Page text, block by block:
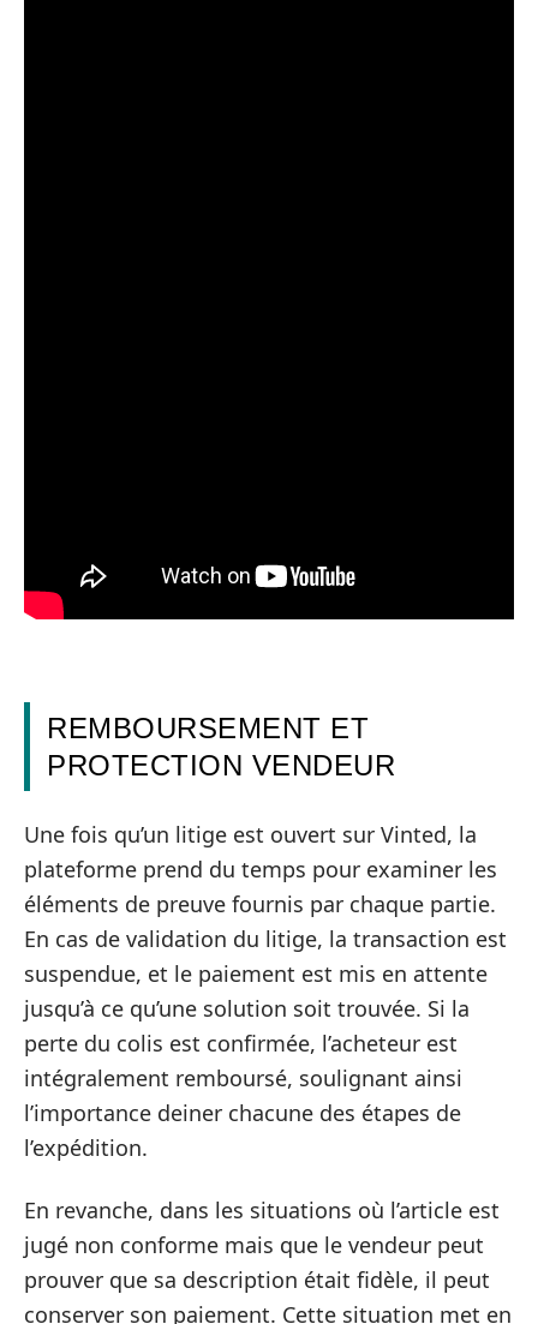
REMBOURSEMENT ET
PROTECTION VENDEUR
Une fois qu’un litige est ouvert sur Vinted, la
plateforme prend du temps pour examiner les
éléments de preuve fournis par chaque partie.
En cas de validation du litige, la transaction est
suspendue, et le paiement est mis en attente
jusqu’à ce qu’une solution soit trouvée. Si la
perte du colis est confirmée, l’acheteur est
intégralement remboursé, soulignant ainsi
l’importance deiner chacune des étapes de
l’expédition.
En revanche, dans les situations où l’article est
jugé non conforme mais que le vendeur peut
prouver que sa description était fidèle, il peut
conserver son paiement. Cette situation met en